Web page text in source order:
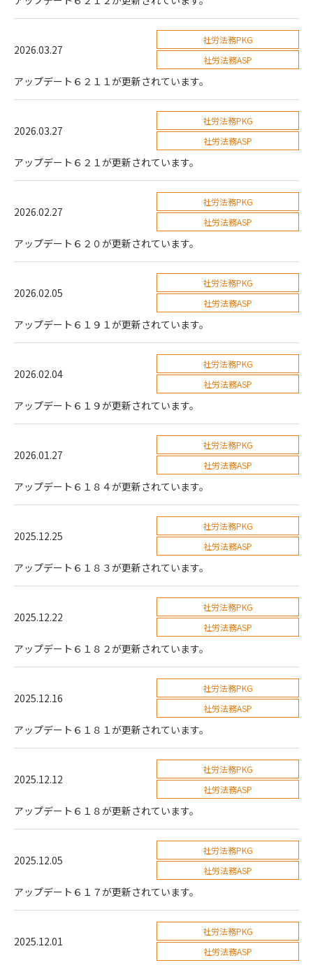
2026.03.27
社労法務PKG
社労法務ASP
アップデート６２１１が更新されています。
2026.03.27
社労法務PKG
社労法務ASP
アップデート６２１が更新されています。
2026.02.27
社労法務PKG
社労法務ASP
アップデート６２０が更新されています。
2026.02.05
社労法務PKG
社労法務ASP
アップデート６１９１が更新されています。
2026.02.04
社労法務PKG
社労法務ASP
アップデート６１９が更新されています。
2026.01.27
社労法務PKG
社労法務ASP
アップデート６１８４が更新されています。
2025.12.25
社労法務PKG
社労法務ASP
アップデート６１８３が更新されています。
2025.12.22
社労法務PKG
社労法務ASP
アップデート６１８２が更新されています。
2025.12.16
社労法務PKG
社労法務ASP
アップデート６１８１が更新されています。
2025.12.12
社労法務PKG
社労法務ASP
アップデート６１８が更新されています。
2025.12.05
社労法務PKG
社労法務ASP
アップデート６１７が更新されています。
2025.12.01
社労法務PKG
社労法務ASP